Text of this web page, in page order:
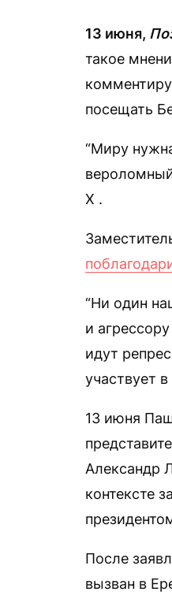
13 июня,
такое
посещать
“Миру
Х .
“Ни один
и
идут
участвует
13 июня
Александр
контексте
После
вызван в